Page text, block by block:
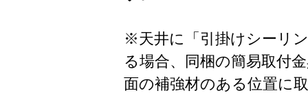
※天井に「引掛けシーリ
る場合、同梱の簡易取付
面の補強材のある位置に